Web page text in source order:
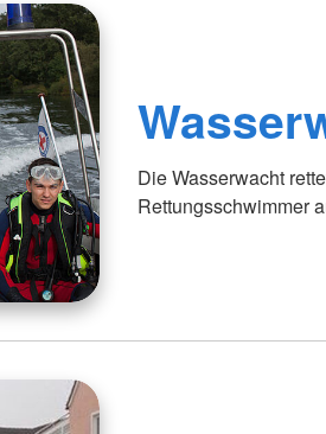
Die Wasserwacht
Rettungsschwimmer